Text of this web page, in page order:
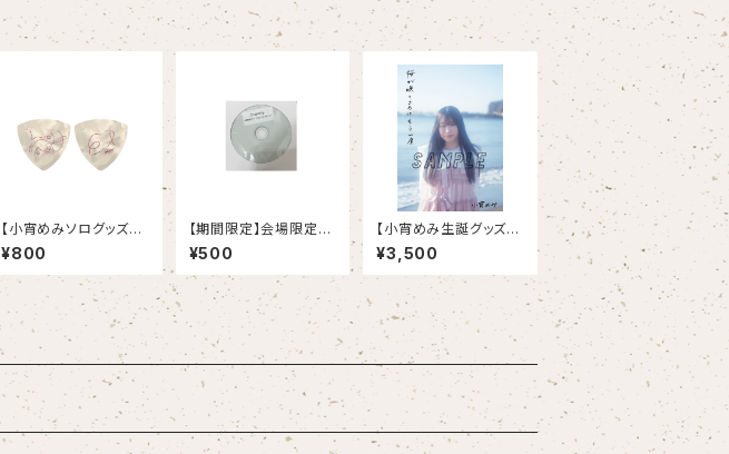
【小宵めみソログッズ】
オリジナルピック
¥800
【期間限定】会場限定C
D-R「Begin the Jour
ney!」
¥500
【小宵めみ生誕グッズ】
小宵めみ 写真集『桜が
咲くころにもう一度』
¥3,500